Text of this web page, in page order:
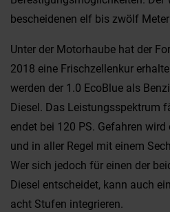
bescheidenen elf bis zwölf
Unter der Motorhaube hat der
2018 eine Frischzellenkur
werden der 1.0 EcoBlue als
Diesel. Das Leistungsspektrum
endet bei 120 PS. Gefahren
und in aller Regel mit einem
Wer sich jedoch für einen der
Diesel entscheidet, kann auch
acht Stufen integrieren.